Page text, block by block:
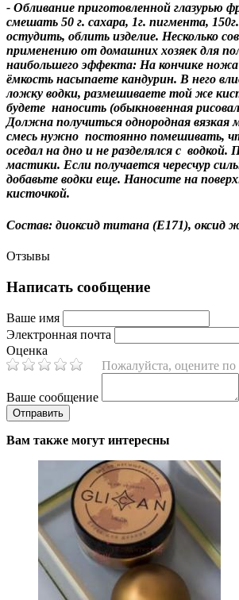
- Обливание приготовленной глазурью
смешать 50 г. сахара, 1г. пигмента,
остудить, облить изделие. Несколько
применению от домашних хозяек для
наибольшего эффекта: На кончике
ёмкость насыпаете кандурин. В него
ложку водки, размешиваете той же
будете наносить (обыкновенная
Должна получиться однородная вязкая
смесь нужно постоянно помешивать,
оседал на дно и не разделялся с водкой.
мастики. Если получается чересчур
добавьте водки еще. Наносите на
кисточкой.
Состав: диоксид титана (Е171), оксид
Отзывы
Написать сообщение
Ваше имя
Электронная почта
Оценка
Пожалуйста, оцените
Ваше сообщение
Вам также могут интересны